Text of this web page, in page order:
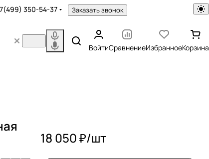
350-54-37 Заказать звонок
ВойтиСравнениеИзбранноеКорзина
18 050 ₽/шт